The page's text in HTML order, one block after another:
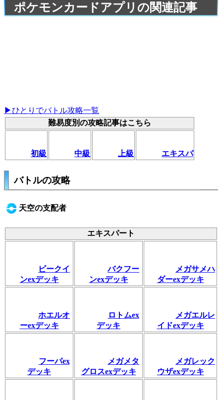
ポケモンカードアプリの関連記事
▶ひとりでバトル攻略一覧
難易度別の攻略記事はこちら
初級 中級 上級 エキスパ
バトルの攻略
天空の支配者
エキスパート
ビークイ
ンexデッキ
バクフー
ンexデッキ
メガサメハ
ダーexデッキ
ホエルオ
ーexデッキ
ロトムex
デッキ
メガエルレ
イドexデッキ
フーパex
デッキ
メガメタ
グロスexデッキ
メガレック
ウザexデッキ